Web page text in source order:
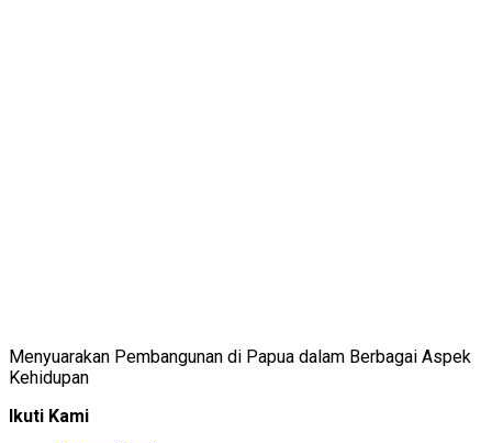
Menyuarakan Pembangunan di Papua dalam Berbagai Aspek
Kehidupan
Ikuti Kami